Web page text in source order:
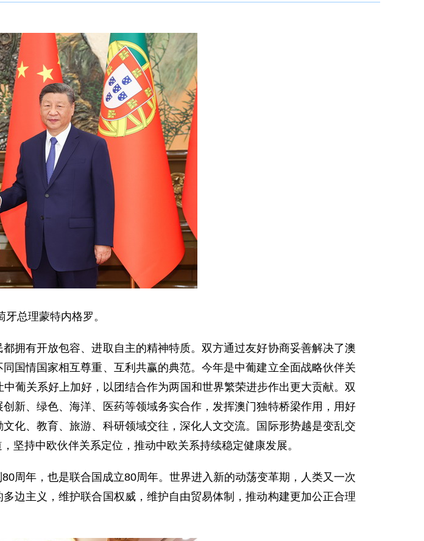
总理蒙特内格罗。
拥有开放包容、进取自主的精神特质。双方通过友好协商妥善解决了澳
国情国家相互尊重、互利共赢的典范。今年是中葡建立全面战略伙伴关
葡关系好上加好，以团结合作为两国和世界繁荣进步作出更大贡献。双
新、绿色、海洋、医药等领域务实合作，发挥澳门独特桥梁作用，用好
化、教育、旅游、科研领域交往，深化人文交流。国际形势越是变乱交
坚持中欧伙伴关系定位，推动中欧关系持续稳定健康发展。
周年，也是联合国成立80周年。世界进入新的动荡变革期，人类又一次
边主义，维护联合国权威，维护自由贸易体制，推动构建更加公正合理